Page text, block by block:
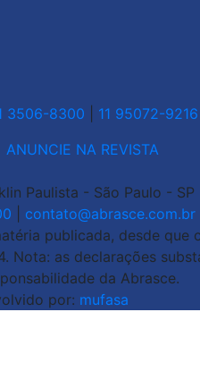
3506-8300
11 95072-9216
ANUNCIE NA REVISTA
Paulista - São Paulo -
contato@abrasce.com.br
publicada, desde que
Nota: as declarações
da Abrasce.
por: mufasa